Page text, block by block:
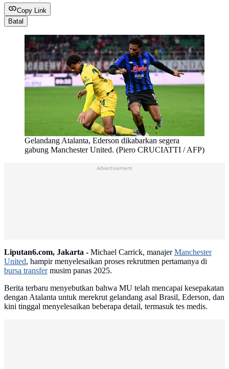
Copy Link
Batal
Gelandang Atalanta, Ederson dikabarkan segera
gabung Manchester United. (Piero CRUCIATTI / AFP)
Liputan6.com, Jakarta - Michael Carrick, manajerManchester
United, hampir menyelesaikan proses rekrutmen pertamanya di
bursa transfermusim panas 2025.
Berita terbaru menyebutkan bahwa MU telah mencapai kesepakatan
dengan Atalanta untuk merekrut gelandang asal Brasil, Ederson, dan
kini tinggal menyelesaikan beberapa detail, termasuk tes medis.